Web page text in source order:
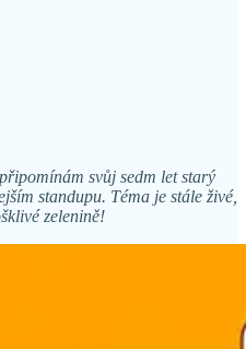
připomínám svůj sedm let starý
standupu. Téma je stále živé,
zelenině!